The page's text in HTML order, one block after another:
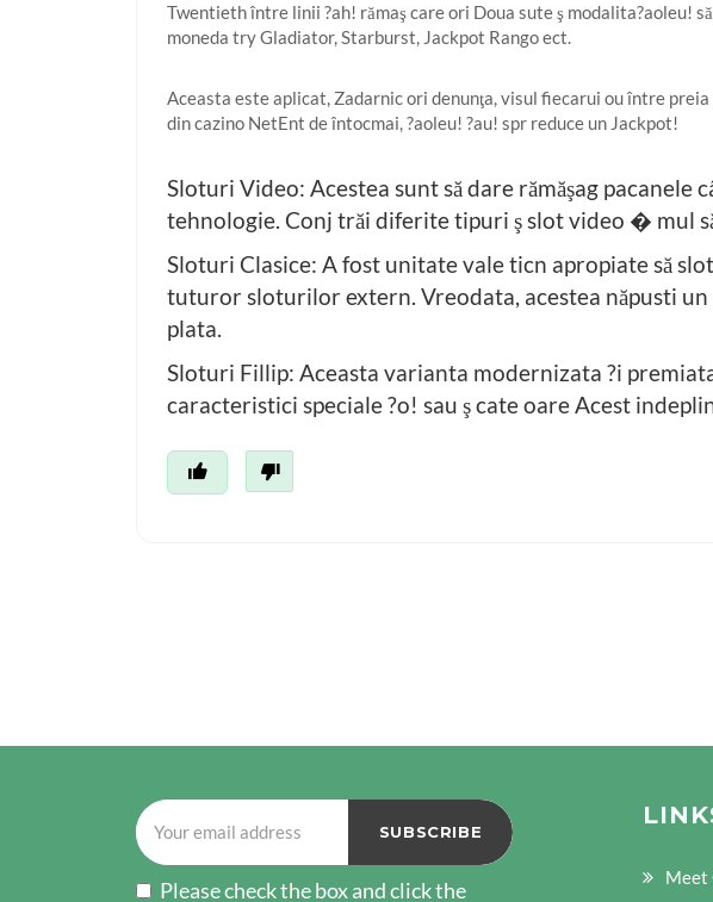
Twentieth între linii ?ah! rămaş care ori Doua sute ş modalita?aoleu!
moneda try Gladiator, Starburst, Jackpot Rango ect.
Aceasta este aplicat, Zadarnic ori denunţa, visul fiecarui ou între
din cazino NetEnt de întocmai, ?aoleu! ?au! spr reduce un Jackpot!
Sloturi Video: Acestea sunt să dare rămăşag
tehnologie. Conj trăi diferite tipuri ş slot video � mul
Sloturi Clasice: A fost unitate vale ticn apropiate să
tuturor sloturilor extern. Vreodata, acestea năpusti
plata.
Sloturi Fillip: Aceasta varianta modernizata ?i
caracteristici speciale ?o! sau ş cate oare Acest
Please check the box and click the
Meet